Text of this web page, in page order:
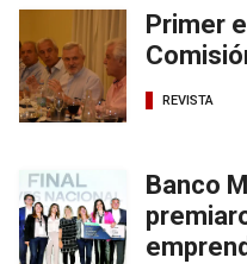
Primer
REVISTA
Banco